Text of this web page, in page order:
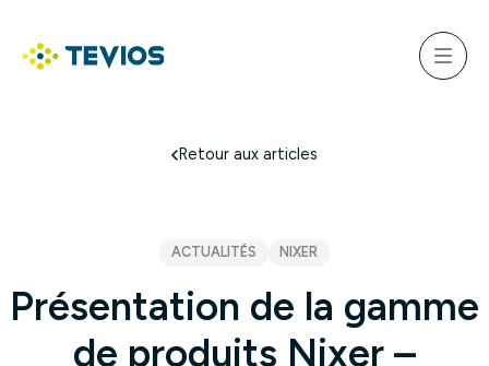
contenu
Menu
Présentation de la gamme
de produits Nixer –
Retour aux articles
ACTUALITÉS NIXER